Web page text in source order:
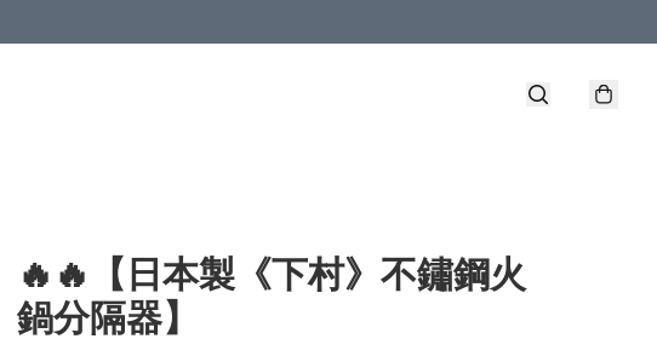
🔥🔥【日本製《下村》不鏽鋼火
鍋分隔器】